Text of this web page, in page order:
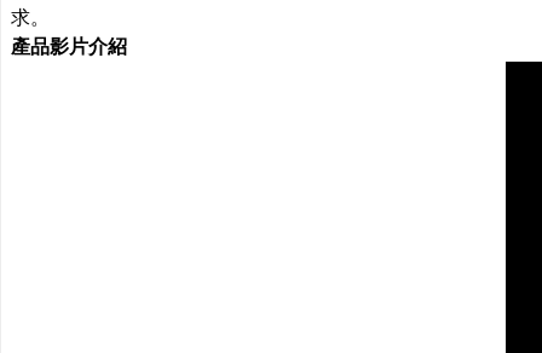
求。
產品影片介紹